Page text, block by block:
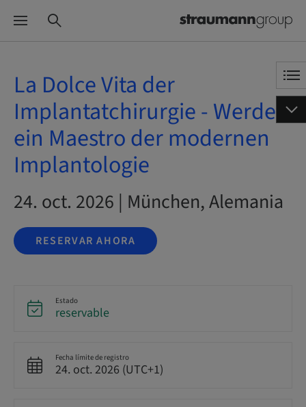
La Dolce Vita der
Implantatchirurgie - Werde
ein Maestro der modernen
Implantologie
24. oct. 2026 | München, Alemania
RESERVAR AHORA
Estado
reservable
Fecha límite de registro
24. oct. 2026 (UTC+1)